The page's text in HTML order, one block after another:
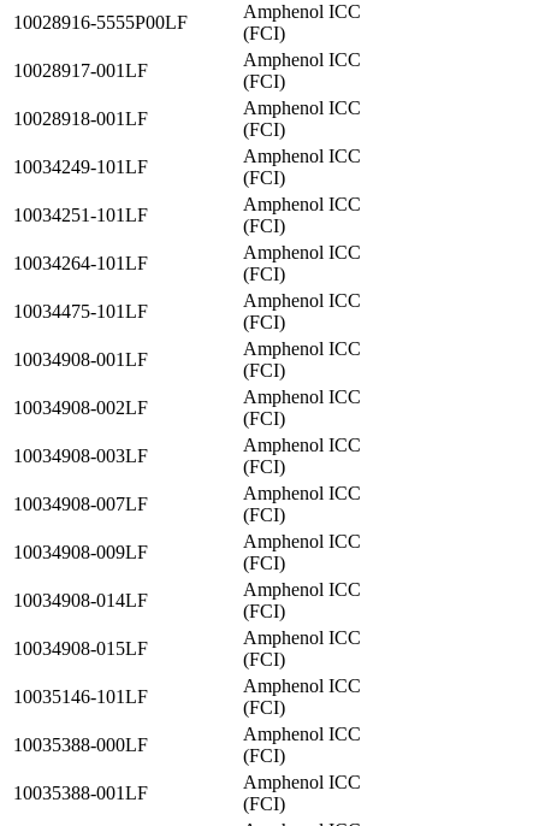
10028916-5555P00LF
Amphenol ICC
(FCI)
10028917-001LF
Amphenol ICC
(FCI)
10028918-001LF
Amphenol ICC
(FCI)
10034249-101LF
Amphenol ICC
(FCI)
10034251-101LF
Amphenol ICC
(FCI)
10034264-101LF
Amphenol ICC
(FCI)
10034475-101LF
Amphenol ICC
(FCI)
10034908-001LF
Amphenol ICC
(FCI)
10034908-002LF
Amphenol ICC
(FCI)
10034908-003LF
Amphenol ICC
(FCI)
10034908-007LF
Amphenol ICC
(FCI)
10034908-009LF
Amphenol ICC
(FCI)
10034908-014LF
Amphenol ICC
(FCI)
10034908-015LF
Amphenol ICC
(FCI)
10035146-101LF
Amphenol ICC
(FCI)
10035388-000LF
Amphenol ICC
(FCI)
10035388-001LF
Amphenol ICC
(FCI)